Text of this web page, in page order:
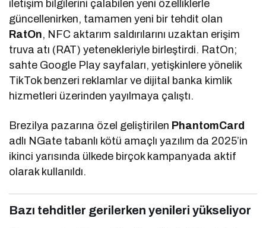
iletişim bilgilerini çalabilen yeni özelliklerle
güncellenirken, tamamen yeni bir tehdit olan
RatOn, NFC aktarım saldırılarını uzaktan erişim
truva atı (RAT) yetenekleriyle birleştirdi. RatOn;
sahte Google Play sayfaları, yetişkinlere yönelik
TikTok benzeri reklamlar ve dijital banka kimlik
hizmetleri üzerinden yayılmaya çalıştı.
Brezilya pazarına özel geliştirilen PhantomCard
adlı NGate tabanlı kötü amaçlı yazılım da 2025’in
ikinci yarısında ülkede birçok kampanyada aktif
olarak kullanıldı.
Bazı tehditler gerilerken yenileri yükseliyor